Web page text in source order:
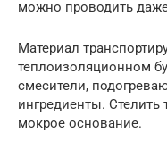
можно проводить
Материал
теплоизоляционном
смесители,
ингредиенты.
мокрое основание.